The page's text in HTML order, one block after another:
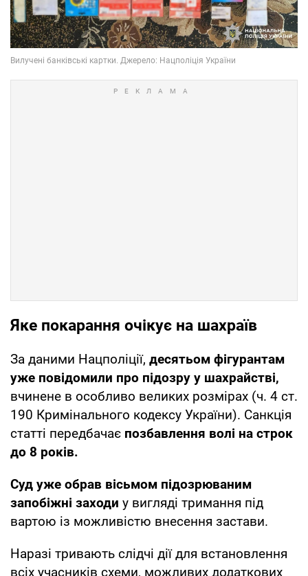
Яке покарання очікує на шахраїв
За даними Нацполіції, десятьом фігурантам
уже повідомили про підозру у шахрайстві,
вчинене в особливо великих розмірах (ч. 4 ст.
190 Кримінального кодексу України). Санкція
статті передбачає позбавлення волі на строк
до 8 років.
Суд уже обрав вісьмом підозрюваним
запобіжні заходи у вигляді тримання під
вартою із можливістю внесення застави.
Наразі тривають слідчі дії для встановлення
всіх учасників схеми, можливих додаткових